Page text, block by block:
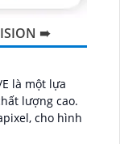
➠
là một lựa
lượng cao.
cho hình